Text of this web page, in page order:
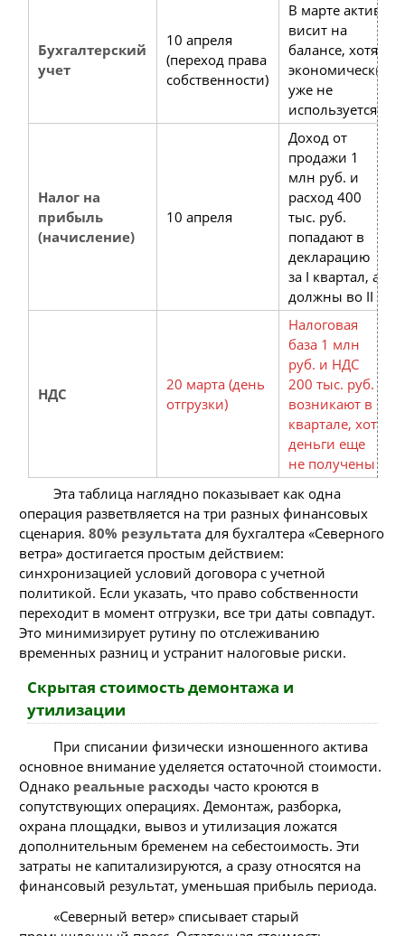
Бухгалтерский
учет
10 апреля
(переход права
собственности)
В марте актив
висит на
балансе, хотя
экономически
уже не
используется
Налог на
прибыль
(начисление)
10 апреля
Доход от
продажи 1
млн руб. и
расход 400
тыс. руб.
попадают в
декларацию
за I квартал, а
должны во II
НДС
20 марта (день
отгрузки)
Налоговая
база 1 млн
руб. и НДС
200 тыс. руб.
возникают в I
квартале, хотя
деньги еще
не получены
Эта таблица наглядно показывает как одна
операция разветвляется на три разных финансовых
сценария. 80% результата для бухгалтера «Северного
ветра» достигается простым действием:
синхронизацией условий договора с учетной
политикой. Если указать, что право собственности
переходит в момент отгрузки, все три даты совпадут.
Это минимизирует рутину по отслеживанию
временных разниц и устранит налоговые риски.
Скрытая стоимость демонтажа и
утилизации
При списании физически изношенного актива
основное внимание уделяется остаточной стоимости.
Однако реальные расходы часто кроются в
сопутствующих операциях. Демонтаж, разборка,
охрана площадки, вывоз и утилизация ложатся
дополнительным бременем на себестоимость. Эти
затраты не капитализируются, а сразу относятся на
финансовый результат, уменьшая прибыль периода.
«Северный ветер» списывает старый